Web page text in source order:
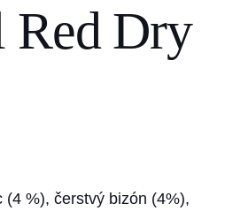
Red Dry
%), čerstvý bizón (4%),